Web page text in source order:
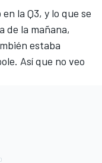
la Q3, y lo que se
de la mañana,
estaba
Así que no veo